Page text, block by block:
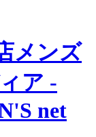
メンズ
ア -
net